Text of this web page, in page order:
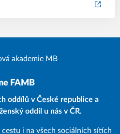
FAMB
oddílů v České republice a
oddíl u nás v ČR.
i na všech sociálních sítích